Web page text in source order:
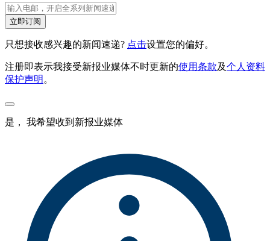
立即订阅
只想接收感兴趣的新闻速递? 点击设置您的偏好。
注册即表示我接受新报业媒体不时更新的使用条款及个人资料
保护声明。
是， 我希望收到新报业媒体